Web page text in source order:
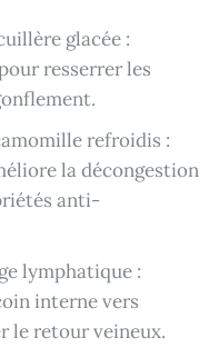
glacée :
resserrer les
refroidis :
la décongestion
anti-
lymphatique :
interne vers
le retour veineux.